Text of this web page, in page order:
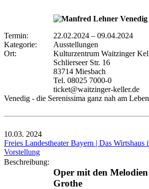
Termin: 22.02.2024 – 09.04.2024
Kategorie:
Ausstellungen
Ort:
Kulturzentrum Waitzinger
Schlierseer Str. 16
83714 Miesbach
Tel. 08025 7000-0
ticket@waitzinger-keller.de
Venedig - die Serenissima ganz nah am
10.03. 2024
Freies Landestheater Bayern | Das
Vorstellung
Beschreibung:
Oper mit den
Grothe